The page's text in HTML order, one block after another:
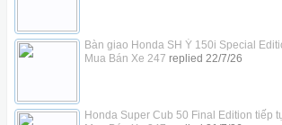
Bàn giao Honda SH Ý 150i Special
Mua Bán Xe 247 replied 22/7/26
Honda Super Cub 50 Final Edition tiếp